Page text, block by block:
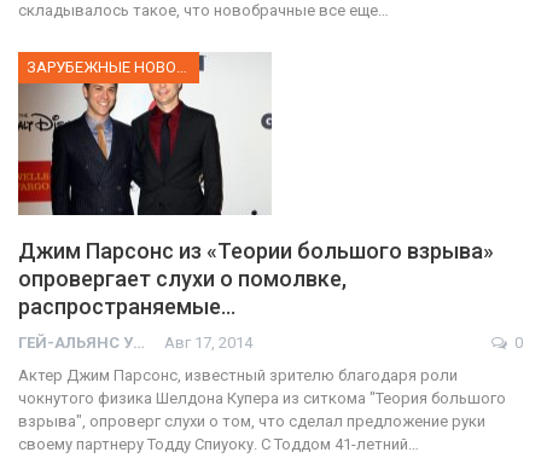
складывалось такое, что новобрачные все еще…
ЗАРУБЕЖНЫЕ НОВОСТИ
Джим Парсонс из «Теории большого взрыва»
опровергает слухи о помолвке,
распространяемые…
ГЕЙ-АЛЬЯНС УКРАИНА Авг 17, 2014
0
Актер Джим Парсонс, известный зрителю благодаря роли
чокнутого физика Шелдона Купера из ситкома "Теория большого
взрыва", опроверг слухи о том, что сделал предложение руки
своему партнеру Тодду Спиуоку. С Тоддом 41-летний…